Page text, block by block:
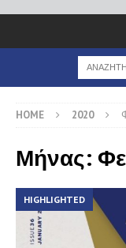
HOME 2020
Μήνας:
HIGHLIGHTED